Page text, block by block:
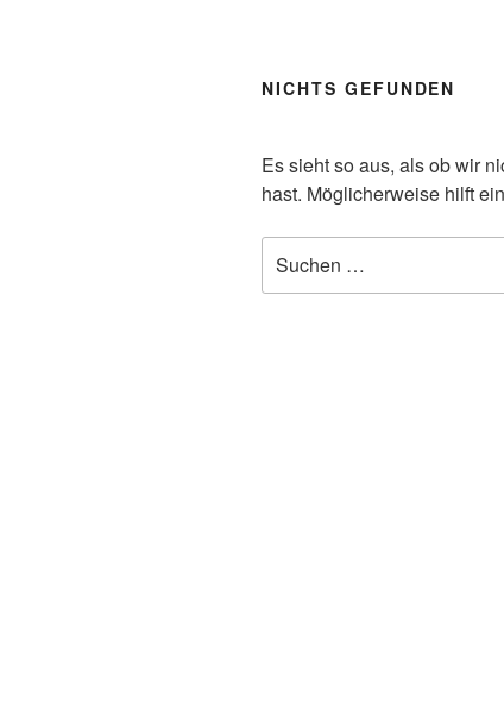
NICHTS GEFUNDEN
Es sieht so aus, als ob wir
hast. Möglicherweise hilft
Suche
nach: